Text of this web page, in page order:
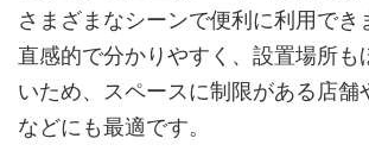
さまざまなシーンで便利に利用でき
直感的で分かりやすく、設置場所も
いため、スペースに制限がある店舗
などにも最適です。